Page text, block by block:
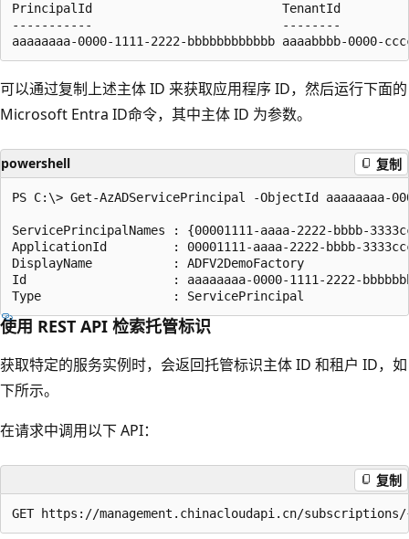
PrincipalId                          TenantId
-----------                          --------
可以通过复制上述主体 ID 来获取应用程序 ID，然后运行下面的
Microsoft Entra ID命令，其中主体 ID 为参数。
powershell 复制
PS C:\> Get-AzADServicePrincipal -ObjectId aaaaaaaa-
ServicePrincipalNames : {00001111-aaaa-2222-bbbb-
ApplicationId         : 00001111-aaaa-2222-bbbb-
DisplayName           : ADFV2DemoFactory
Id                    : aaaaaaaa-0000-1111-2222-
使用 REST API 检索托管标识
获取特定的服务实例时，会返回托管标识主体 ID 和租户 ID，如
下所示。
在请求中调用以下 API：
复制